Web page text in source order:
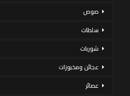
صوص
سلطات
شوربات
عجائن ومخبوزات
عصائر